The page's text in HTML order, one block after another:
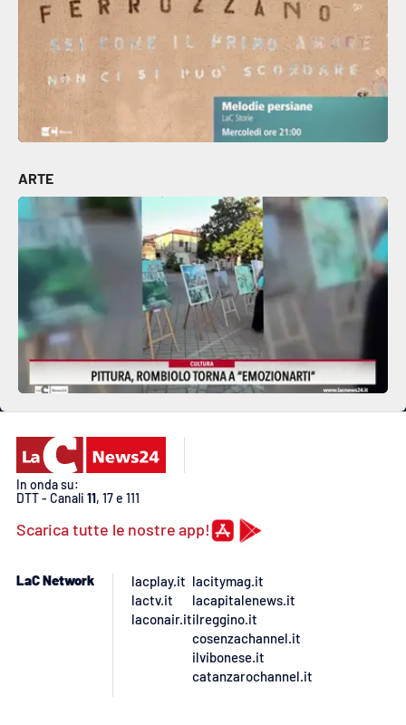
ARTE
In onda su:
DTT - Canali 11, 17 e 111
Scarica tutte le nostre app!
LaC Network
lacplay.it
lactv.it
laconair.it
lacitymag.it
lacapitalenews.it
ilreggino.it
cosenzachannel.it
ilvibonese.it
catanzarochannel.it